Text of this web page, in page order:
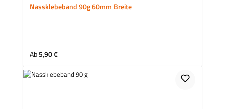
Nassklebeband 90g 60mm Breite
Regulärer Preis:
Ab5,90 €